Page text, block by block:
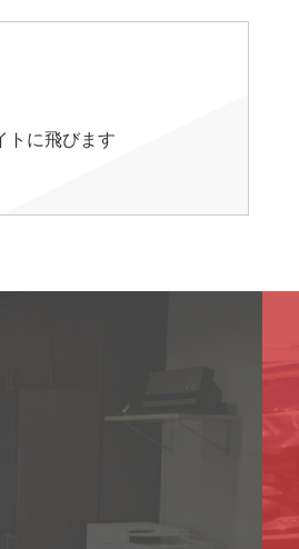
トに飛びます